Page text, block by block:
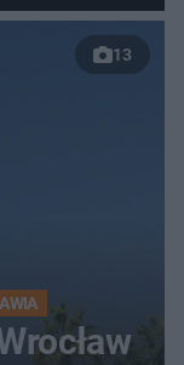
13